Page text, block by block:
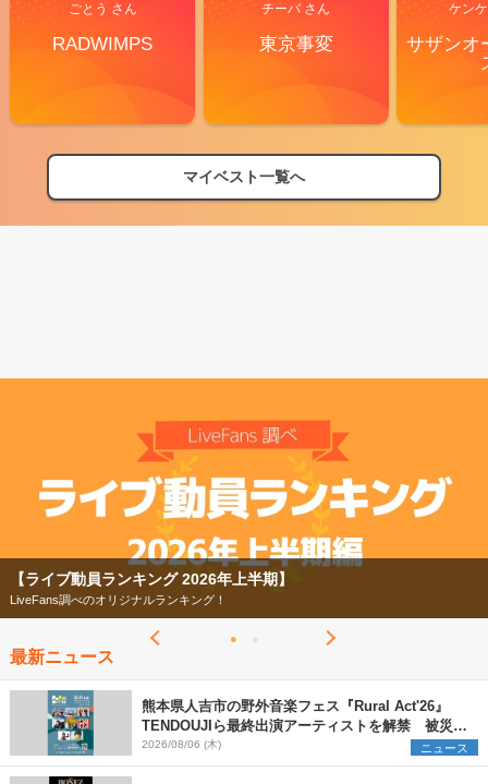
ごとう さん
RADWIMPS
チーバ さん
東京事変
ケン
サザンオ
マイベスト一覧へ
【フェス特集2026】
今年もフェスの季節がやってきた！
最新ニュース
熊本県人吉市の野外音楽フェス『Rural Act'26』
TENDOUJIら最終出演アーティストを解禁 被災地
支援プロジェクトの始動も発表
2026/08/06 (木) ニュース